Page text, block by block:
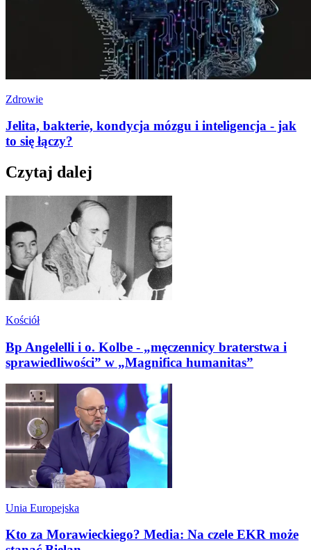
Zdrowie
Jelita, bakterie, kondycja mózgu i inteligencja - jak
to się łączy?
Czytaj dalej
Kościół
Bp Angelelli i o. Kolbe - „męczennicy braterstwa i
sprawiedliwości” w „Magnifica humanitas”
Unia Europejska
Kto za Morawieckiego? Media: Na czele EKR może